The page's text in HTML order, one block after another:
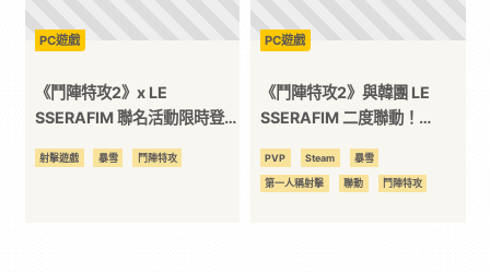
PC遊戲
《鬥陣特攻2》x LE
SSERAFIM 聯名活動限時登
射擊遊戲 暴雪 鬥陣特攻
PC遊戲
《鬥陣特攻2》與韓團 LE
SSERAFIM 二度聯動！
蛋！
PVP Steam 暴雪
第一人稱射擊 聯動 鬥陣特攻